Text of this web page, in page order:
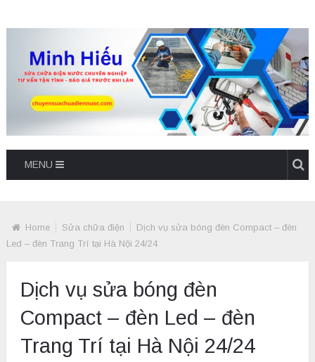
MENU
Home Sửa chữa điện
Dịch vụ sửa bóng đèn Compact – đèn
Led – đèn Trang Trí tại Hà Nội 24/24
Dịch vụ sửa bóng đèn
Compact – đèn Led – đèn
Trang Trí tại Hà Nội 24/24